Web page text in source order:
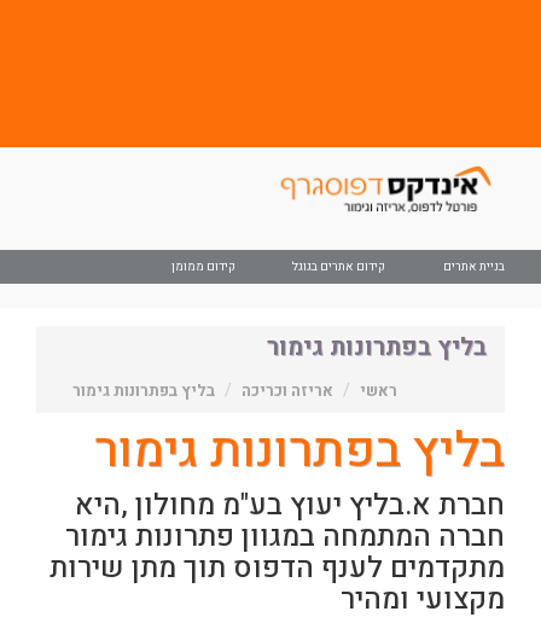
בניית אתרים קידום אתרים בגוגל קידום ממומן
בליץ בפתרונות גימור
ראשי אריזה וכריכה בליץ בפתרונות גימור
בליץ בפתרונות גימור
חברת א.בליץ יעוץ בע"מ מחולון ,היא
חברה המתמחה במגוון פתרונות גימור
מתקדמים לענף הדפוס תוך מתן שירות
מקצועי ומהיר